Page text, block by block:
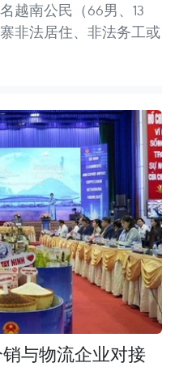
越南公民（66男、13
非法居住、非法务工或
与物流企业对接